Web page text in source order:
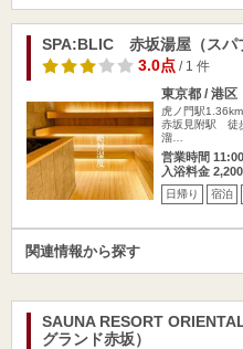
SPA:BLIC 赤坂湯屋（スパ
3.0点/ 1 件
東京都 / 港区
虎ノ門駅1.36km
赤坂見附駅 徒
溜…
営業時間
入浴料金
日帰り 宿泊
関連情報から探す
SAUNA RESORT
グランド赤坂）